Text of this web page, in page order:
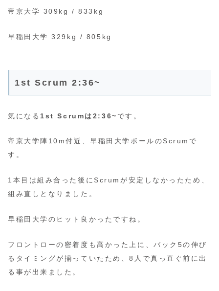
帝京大学 309kg / 833kg
早稲田大学 329kg / 805kg
1st Scrum 2:36~
気になる 1st Scrumは2:36~ です。
帝京大学陣10m付近、早稲田大学ボールのScrumで
す。
1本目は組み合った後にScrumが安定しなかったため、
組み直しとなりました。
早稲田大学のヒット良かったですね。
フロントローの密着度も高かった上に、バック5の伸び
るタイミングが揃っていたため、8人で真っ直ぐ前に出
る事が出来ました。